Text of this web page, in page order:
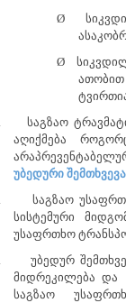
Ø
Ø
ათობით
საგზაო
აღიქმება
უბედური
საგზაო
სისტემური
უსაფრთხო
უბედურ
მიდრეკილება და
საგზაო